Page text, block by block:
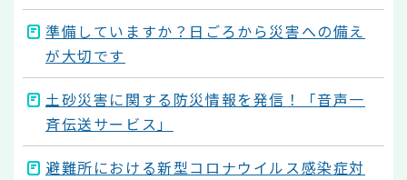
準備していますか？日ごろから災害への備え
が大切です
土砂災害に関する防災情報を発信！「音声一
斉伝送サービス」
避難所における新型コロナウイルス感染症対